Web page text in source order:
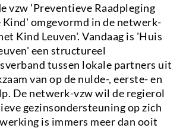
vzw 'Preventieve Raadpleging
Kind' omgevormd in de netwerk-
Kind Leuven'. Vandaag is 'Huis
een structureel
tussen lokale partners uit
van op de nulde-, eerste- en
De netwerk-vzw wil de regierol
gezinsondersteuning op zich
is immers meer dan ooit